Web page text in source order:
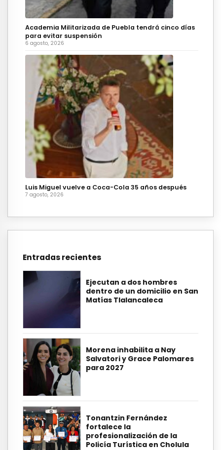
Academia Militarizada de Puebla tendrá cinco días
para evitar suspensión
6 agosto, 2026
Luis Miguel vuelve a Coca-Cola 35 años después
7 agosto, 2026
Entradas recientes
Ejecutan a dos hombres
dentro de un domicilio en San
Matías Tlalancaleca
Morena inhabilita a Nay
Salvatori y Grace Palomares
para 2027
Tonantzin Fernández
fortalece la
profesionalización de la
Policía Turística en Cholula